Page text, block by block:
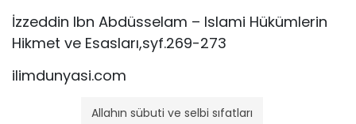
İzzeddin Ibn Abdüsselam – Islami Hükümlerin
Hikmet ve Esasları,syf.269-273
ilimdunyasi.com
Allahın sübuti ve selbi sıfatları